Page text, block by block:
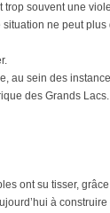
trop souvent une
ne peut plus
au sein des
des Grands
ont su tisser,
à construire